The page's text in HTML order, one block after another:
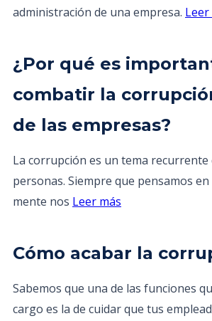
administración de una empresa. Leer
¿Por qué es
combatir la
de las empresas?
La corrupción es un tema recurrente
personas. Siempre que pensamos
mente nos Leer más
Cómo acabar la
Sabemos que una de las funciones
cargo es la de cuidar que tus